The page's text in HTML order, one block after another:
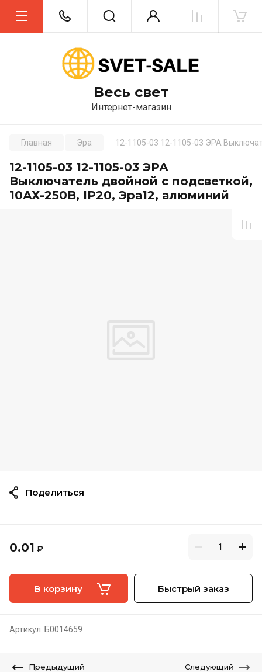
Весь свет
Интернет-магазин
Главная Эра 12-1105-03 12-1105-03 ЭРА
12-1105-03 12-1105-03 ЭРА
Выключатель двойной с подсветкой,
10АХ-250В, IP20, Эра12, алюминий
0.01 ₽
В корзину Быстрый заказ
Артикул: Б0014659
Поделиться
Предыдущий Следующий